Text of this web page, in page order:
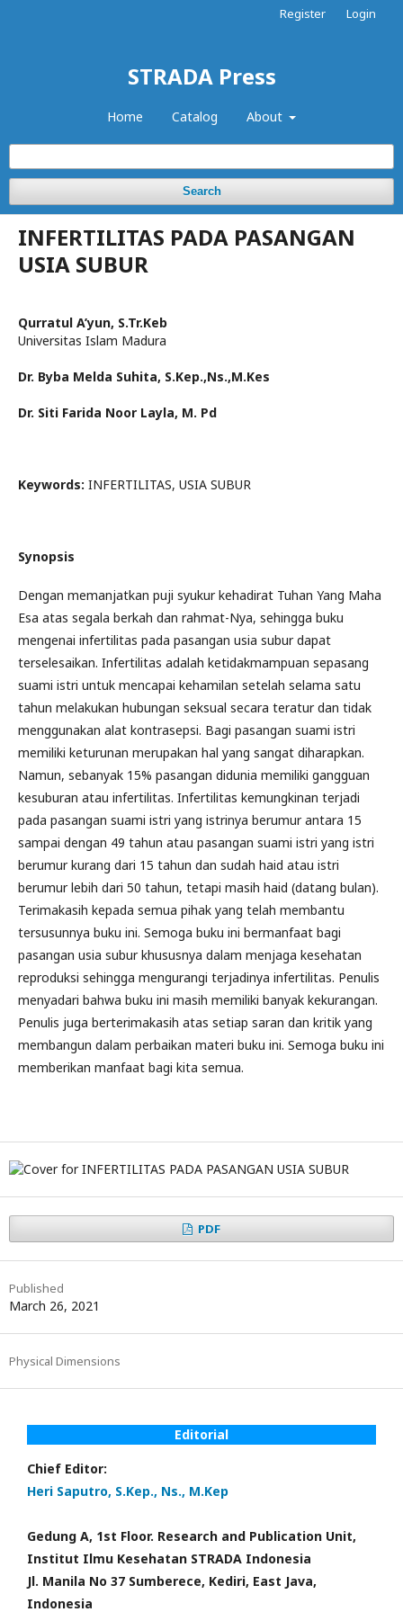
STRADA Press
Home Catalog About
Search
Register Login
INFERTILITAS PADA PASANGAN
USIA SUBUR
Qurratul A’yun, S.Tr.Keb
Universitas Islam Madura
Dr. Byba Melda Suhita, S.Kep.,Ns.,M.Kes
Dr. Siti Farida Noor Layla, M. Pd
Keywords: INFERTILITAS, USIA SUBUR
Synopsis
Dengan memanjatkan puji syukur kehadirat Tuhan Yang Maha
Esa atas segala berkah dan rahmat-Nya, sehingga buku
mengenai infertilitas pada pasangan usia subur dapat
terselesaikan. Infertilitas adalah ketidakmampuan sepasang
suami istri untuk mencapai kehamilan setelah selama satu
tahun melakukan hubungan seksual secara teratur dan tidak
menggunakan alat kontrasepsi. Bagi pasangan suami istri
memiliki keturunan merupakan hal yang sangat diharapkan.
Namun, sebanyak 15% pasangan didunia memiliki gangguan
kesuburan atau infertilitas. Infertilitas kemungkinan terjadi
pada pasangan suami istri yang istrinya berumur antara 15
sampai dengan 49 tahun atau pasangan suami istri yang istri
berumur kurang dari 15 tahun dan sudah haid atau istri
berumur lebih dari 50 tahun, tetapi masih haid (datang bulan).
Terimakasih kepada semua pihak yang telah membantu
tersusunnya buku ini. Semoga buku ini bermanfaat bagi
pasangan usia subur khususnya dalam menjaga kesehatan
reproduksi sehingga mengurangi terjadinya infertilitas. Penulis
menyadari bahwa buku ini masih memiliki banyak kekurangan.
Penulis juga berterimakasih atas setiap saran dan kritik yang
membangun dalam perbaikan materi buku ini. Semoga buku ini
memberikan manfaat bagi kita semua.
PDF
Published
March 26, 2021
Physical Dimensions
Editorial
Chief Editor:
Heri Saputro, S.Kep., Ns., M.Kep
Gedung A, 1st Floor. Research and Publication Unit,
Institut Ilmu Kesehatan STRADA Indonesia
Jl. Manila No 37 Sumberece, Kediri, East Java,
Indonesia